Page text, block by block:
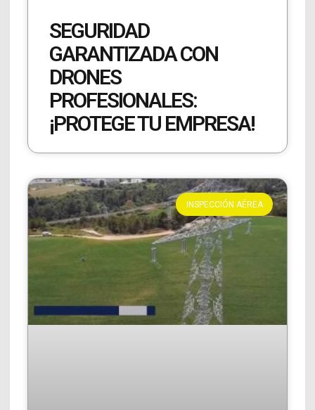
SEGURIDAD
GARANTIZADA CON
DRONES
PROFESIONALES:
¡PROTEGE TU EMPRESA!
INSPECCIÓN AÉREA